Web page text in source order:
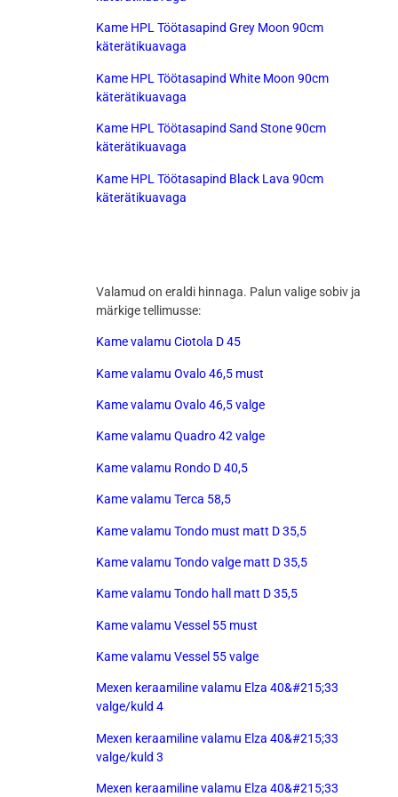
Kame HPL Töötasapind Grey Moon 90cm
käterätikuavaga
Kame HPL Töötasapind White Moon 90cm
käterätikuavaga
Kame HPL Töötasapind Sand Stone 90cm
käterätikuavaga
Kame HPL Töötasapind Black Lava 90cm
käterätikuavaga
Valamud on eraldi hinnaga. Palun valige sobiv ja
märkige tellimusse:
Kame valamu Ciotola D 45
Kame valamu Ovalo 46,5 must
Kame valamu Ovalo 46,5 valge
Kame valamu Quadro 42 valge
Kame valamu Rondo D 40,5
Kame valamu Terca 58,5
Kame valamu Tondo must matt D 35,5
Kame valamu Tondo valge matt D 35,5
Kame valamu Tondo hall matt D 35,5
Kame valamu Vessel 55 must
Kame valamu Vessel 55 valge
Mexen keraamiline valamu Elza 40&#215;33
valge/kuld 4
Mexen keraamiline valamu Elza 40&#215;33
valge/kuld 3
Mexen keraamiline valamu Elza 40&#215;33